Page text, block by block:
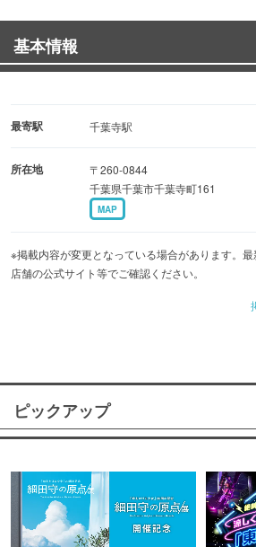
基本情報
最寄駅 千葉寺駅
所在地
〒260-0844
千葉県千葉市千葉寺町161
MAP
※掲載内容が変更となっている場合があります。最
店舗の公式サイト等でご確認ください。
ピックアップ